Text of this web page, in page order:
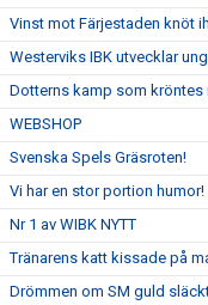
Vinst mot Färjestaden knöt
Westerviks IBK utvecklar
Dotterns kamp som
WEBSHOP
Svenska Spels Gräsroten!
Vi har en stor portion humor!
Nr 1 av WIBK NYTT
Tränarens katt kissade på
Drömmen om SM guld